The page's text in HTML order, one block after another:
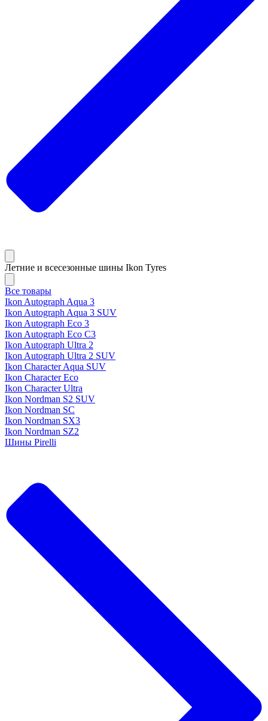
Летние и всесезонные шины Ikon Tyres
Все товары
Ikon Autograph Aqua 3
Ikon Autograph Aqua 3 SUV
Ikon Autograph Eco 3
Ikon Autograph Eco C3
Ikon Autograph Ultra 2
Ikon Autograph Ultra 2 SUV
Ikon Character Aqua SUV
Ikon Character Eco
Ikon Character Ultra
Ikon Nordman S2 SUV
Ikon Nordman SC
Ikon Nordman SX3
Ikon Nordman SZ2
Шины Pirelli